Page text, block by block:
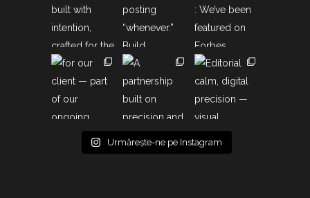
Urmărește-ne pe Instagram